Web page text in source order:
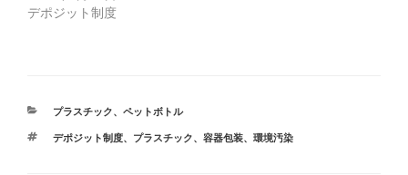
で (
新
で
開
き
ま
デポジット制度
カ
ゴ
プラスチック、 ペットボトル
タ
デポジット制度、 プラスチック、 容器包装、 環境汚染